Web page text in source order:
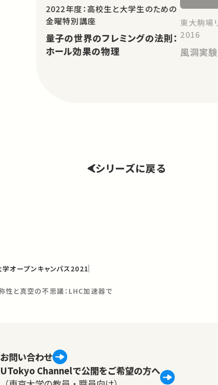
2022年度：高校生と大学生のための
金曜特別講座
量子の世界のフレミングの法則：
ホール効果の物理
東大駒場
2016
風洞実
シリーズに戻る
オープンキャンパス2021
性と真空の不思議：LHC加速器で
お問い合わせ
UTokyo Channelで公開をご希望の方へ